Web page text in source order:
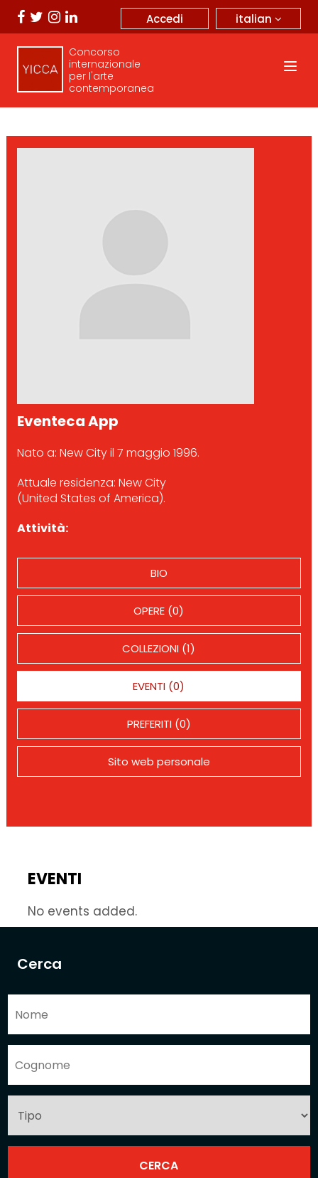
italian
Accedi
Concorso
internazionale
per l'arte
contemporanea
Cerca
Eventeca App
Nato a: New City il 7 maggio 1996.
Attuale residenza: New City
(United States of America).
Attività:
BIO
OPERE (0)
COLLEZIONI (1)
EVENTI (0)
PREFERITI (0)
Sito web personale
EVENTI
No events added.